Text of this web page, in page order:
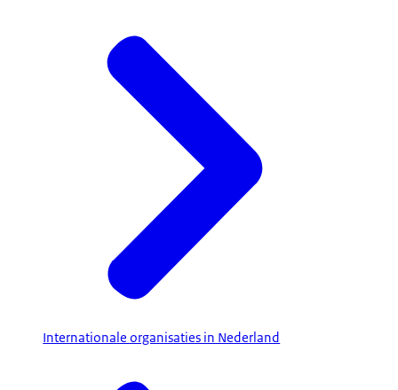
Internationale organisaties in Nederland